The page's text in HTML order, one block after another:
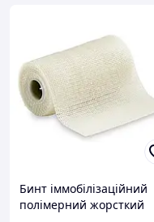
Бинт іммобілізаційний
полімерний жорсткий